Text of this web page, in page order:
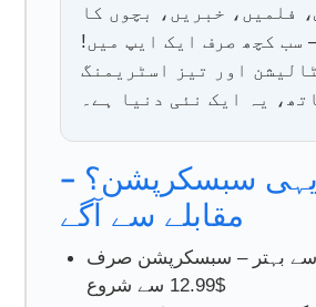
فلمیں، خبریں، بچوں کا
سب کچھ صرف ایک ایپ میں!
اور تیز اسٹریمنگ
یہ ایک نئی دنیا ہے۔
سبسکرپشن؟ –
مقابلے سے آگے
بہتر – سبسکرپشن صرف
$12.99 سے شروع